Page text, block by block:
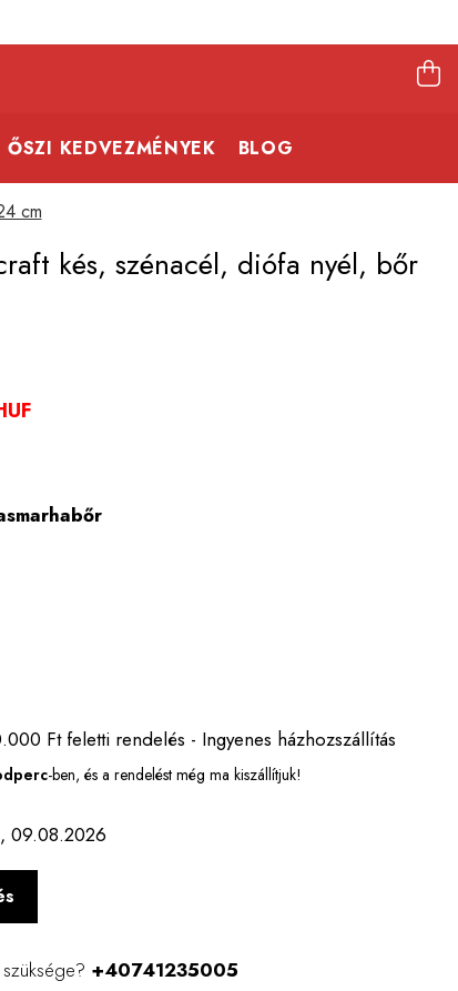
ŐSZI KEDVEZMÉNYEK BLOG
cm
kés, szénacél, diófa nyél, bőr
Ft feletti rendelés - Ingyenes házhozszállítás
-ben, és a rendelést még ma kiszállítjuk!
09.08.2026
+40741235005